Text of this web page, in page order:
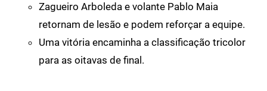
Zagueiro Arboleda e volante Pablo Maia
retornam de lesão e podem reforçar a equipe.
Uma vitória encaminha a classificação tricolor
para as oitavas de final.